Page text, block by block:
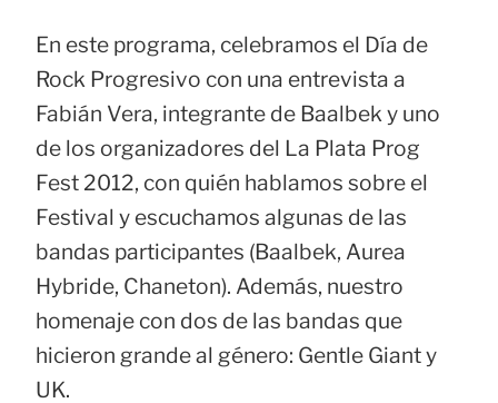
En este programa, celebramos el Día de
Rock Progresivo con una entrevista a
Fabián Vera, integrante de Baalbek y uno
de los organizadores del La Plata Prog
Fest 2012, con quién hablamos sobre el
Festival y escuchamos algunas de las
bandas participantes (Baalbek, Aurea
Hybride, Chaneton). Además, nuestro
homenaje con dos de las bandas que
hicieron grande al género: Gentle Giant y
UK.